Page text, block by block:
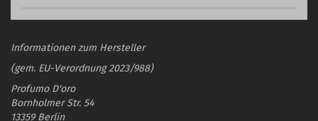
Informationen zum Hersteller
(gem. EU-Verordnung 2023/988)
Profumo D'oro
Bornholmer Str. 54
13359 Berlin